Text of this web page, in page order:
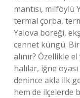
mantısı, milföylü
termal çorba,
Yalova böreği,
cennet küngü.
alınır? Özellikle
halılar, iğne
denince akla ilk
hem de ilçelerde